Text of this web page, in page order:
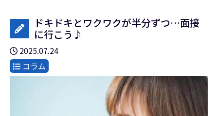
ドキドキとワクワクが半分ずつ…面接
に行こう♪
2025.07.24
コラム